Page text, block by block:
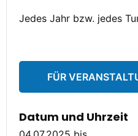
Jedes Jahr bzw. jedes
FÜR
Datum und Uhrzeit